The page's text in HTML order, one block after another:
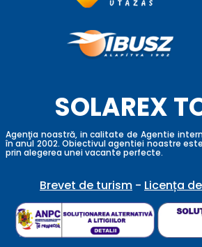
SOLAREX
Agenţia noastră, in calitate de Agentie
în anul 2002. Obiectivul agentiei noastre
prin alegerea unei vacante perfecte.
Brevet de turism - Licența